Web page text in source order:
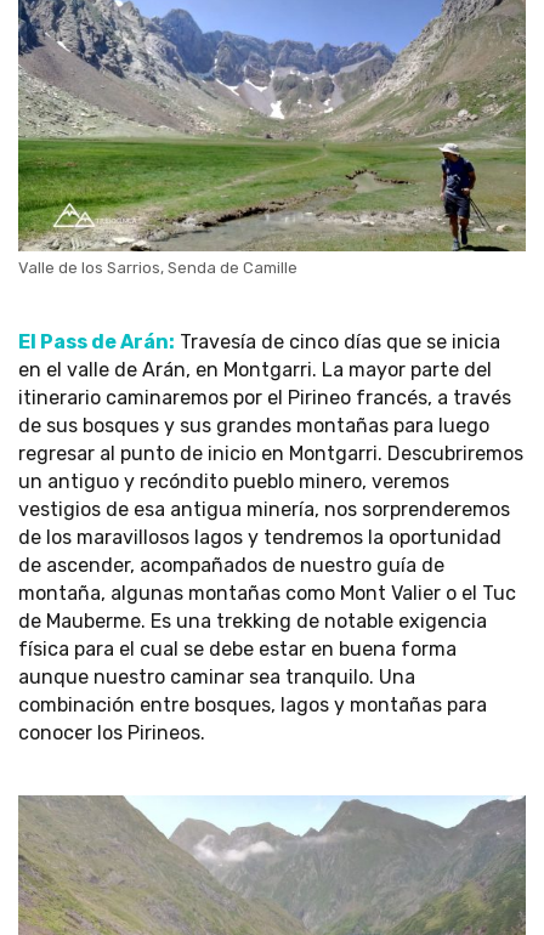
Valle de los Sarrios, Senda de Camille
El Pass de Arán: Travesía de cinco días que se inicia
en el valle de Arán, en Montgarri. La mayor parte del
itinerario caminaremos por el Pirineo francés, a través
de sus bosques y sus grandes montañas para luego
regresar al punto de inicio en Montgarri. Descubriremos
un antiguo y recóndito pueblo minero, veremos
vestigios de esa antigua minería, nos sorprenderemos
de los maravillosos lagos y tendremos la oportunidad
de ascender, acompañados de nuestro guía de
montaña, algunas montañas como Mont Valier o el Tuc
de Mauberme. Es una trekking de notable exigencia
física para el cual se debe estar en buena forma
aunque nuestro caminar sea tranquilo. Una
combinación entre bosques, lagos y montañas para
conocer los Pirineos.